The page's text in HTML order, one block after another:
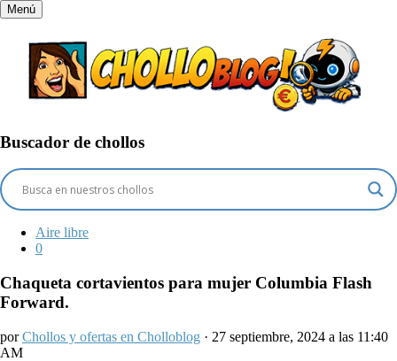
Menú
Buscador de chollos
Aire libre
0
Chaqueta cortavientos para mujer Columbia Flash
Forward.
porChollos y ofertas en Cholloblog · 27 septiembre, 2024 a las 11:40
AM